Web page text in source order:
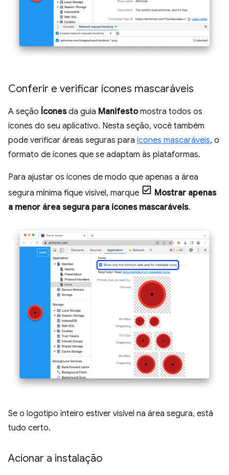
Conferir e verificar ícones mascaráveis
A seção Íconesda guia Manifestomostra todos os
ícones do seu aplicativo. Nesta seção, você também
pode verificar áreas seguras para ícones mascaráveis, o
formato de ícones que se adaptam às plataformas.
Para ajustar os ícones de modo que apenas a área
segura mínima fique visível, marque
Mostrar apenas
a menor área segura para ícones mascaráveis.
Se o logotipo inteiro estiver visível na área segura, está
tudo certo.
Acionar a instalação